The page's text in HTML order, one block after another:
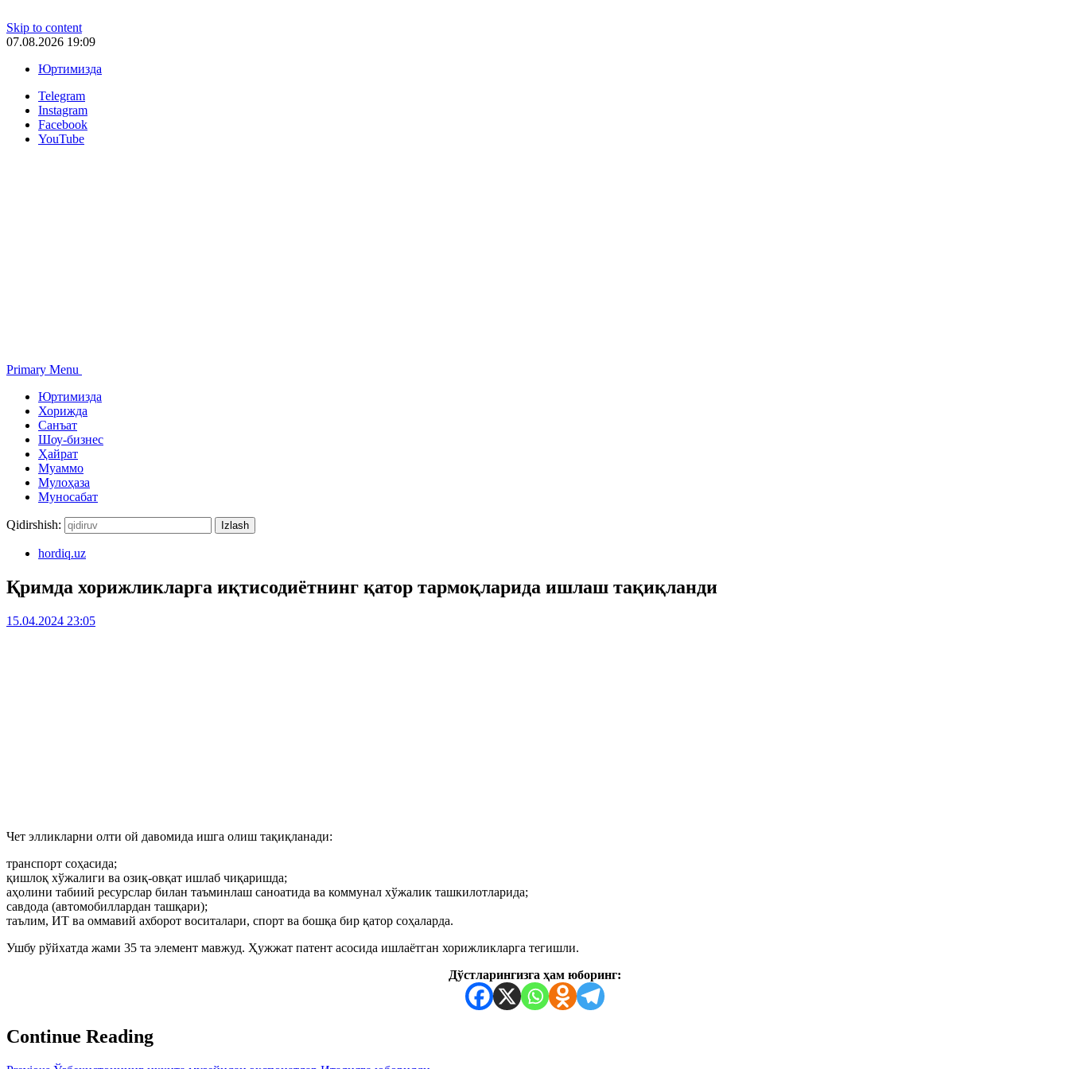
Skip to content
07.08.2026 19:09
Юртимизда
Telegram
Instagram
Facebook
YouTube
Primary Menu
Юртимизда
Хорижда
Санъат
Шоу-бизнес
Ҳайрат
Муаммо
Мулоҳаза
Муносабат
Qidirshish:
hordiq.uz
Қримда хорижликларга иқтисодиётнинг қатор тармоқларида ишлаш тақиқланди
15.04.2024 23:05
Чет элликларни олти ой давомида ишга олиш тақиқланади:
транспорт соҳасида;
қишлоқ хўжалиги ва озиқ-овқат ишлаб чиқаришда;
аҳолини табиий ресурслар билан таъминлаш саноатида ва коммунал хўжалик ташкилотларида;
савдода (автомобиллардан ташқари);
таълим, ИТ ва оммавий ахборот воситалари, спорт ва бошқа бир қатор соҳаларда.
Ушбу рўйхатда жами 35 та элемент мавжуд. Ҳужжат патент асосида ишлаётган хорижликларга тегишли.
Дўстларингизга ҳам юборинг:
Continue Reading